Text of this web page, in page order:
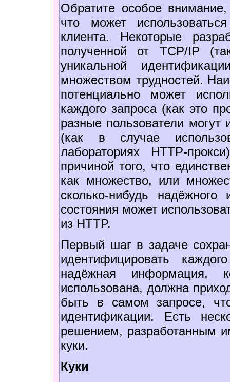
Обратите особое
что может
клиента. Некоторые
полученной от TCP/IP
уникальной
множеством трудностей.
потенциально может
каждого запроса (как это
разные пользователи
(как в случае
лабораториях HTTP-
причиной того, что
как множество, или
сколько-нибудь
состояния может
из HTTP.
Первый шаг в задаче
идентифицировать
надёжная информация,
использована, должна
быть в самом запросе,
идентификации. Есть
решением, разработанным
куки.
Куки